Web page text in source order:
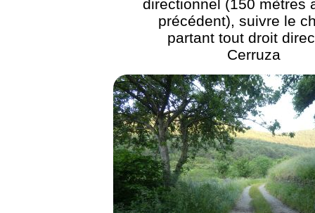
directionnel (150 mètres
précédent), suivre le
partant tout droit
Cerruza